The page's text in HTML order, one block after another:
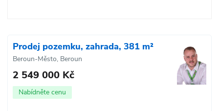
Prodej pozemku, zahrada, 381 m²
Beroun-Město, Beroun
2 549 000 Kč
Nabídněte cenu